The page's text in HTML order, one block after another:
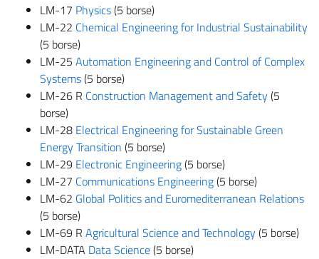
LM-17 Physics(5 borse)
LM-22 Chemical Engineering for Industrial Sustainability
(5 borse)
LM-25 Automation Engineering and Control of Complex
Systems(5 borse)
LM-26 R Construction Management and Safety (5
borse)
LM-28 Electrical Engineering for Sustainable Green
Energy Transition (5 borse)
LM-29 Electronic Engineering(5 borse)
LM-27 Communications Engineering(5 borse)
LM-62 Global Politics and Euromediterranean Relations
(5 borse)
LM-69 R Agricultural Science and Technology (5 borse)
LM-DATA Data Science(5 borse)